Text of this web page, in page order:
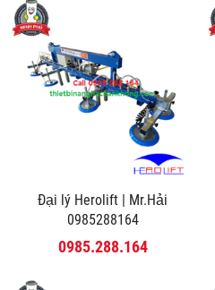
Đại lý Herolift | Mr.Hải
0985288164
0985.288.164